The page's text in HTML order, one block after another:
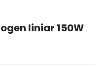
liniar 150W